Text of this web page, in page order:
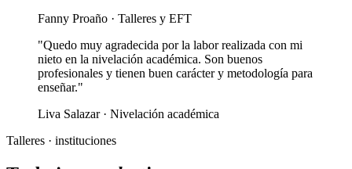
Fanny Proaño · Talleres y EFT
"Quedo muy agradecida por la labor realizada con mi
nieto en la nivelación académica. Son buenos
profesionales y tienen buen carácter y metodología para
enseñar."
Liva Salazar · Nivelación académica
Talleres · instituciones